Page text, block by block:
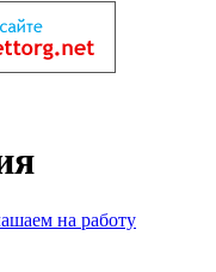
на работу